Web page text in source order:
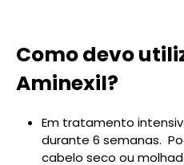
Como devo
Aminexil?
Em tratamento
durante 6 semanas.
cabelo seco ou